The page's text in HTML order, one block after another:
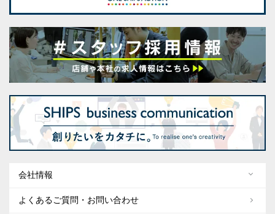
会社情報
よくあるご質問・お問い合わせ